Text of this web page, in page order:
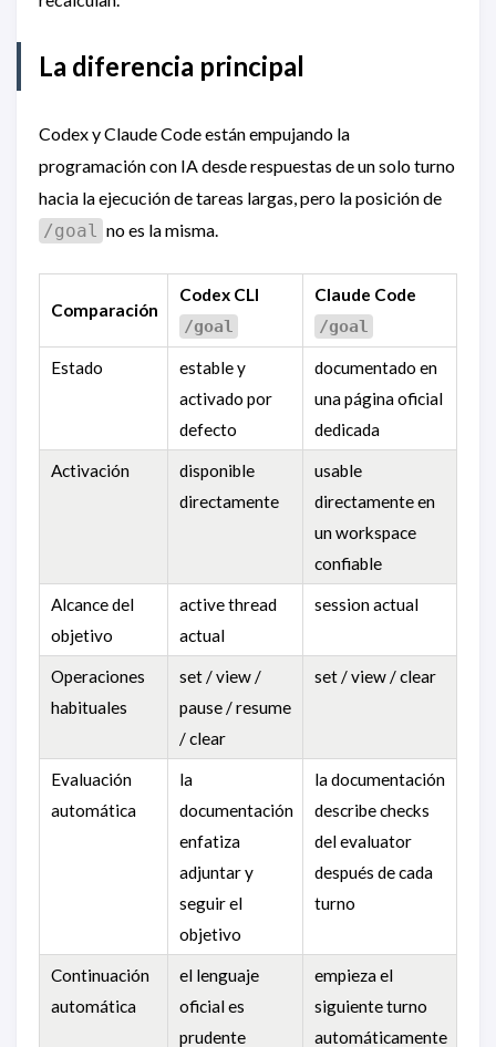
La diferencia principal
Codex y Claude Code están empujando la
programación con IA desde respuestas de un solo turno
hacia la ejecución de tareas largas, pero la posición de
/goal no es la misma.
Comparación
Codex CLI
/goal
Claude Code
/goal
Estado
estable y
activado por
defecto
documentado en
una página oficial
dedicada
Activación
disponible
directamente
usable
directamente en
un workspace
confiable
Alcance del
objetivo
active thread
actual
session actual
Operaciones
habituales
set / view /
pause / resume
/ clear
set / view / clear
Evaluación
automática
la
documentación
enfatiza
adjuntar y
seguir el
objetivo
la documentación
describe checks
del evaluator
después de cada
turno
Continuación
automática
el lenguaje
oficial es
prudente
empieza el
siguiente turno
automáticamente